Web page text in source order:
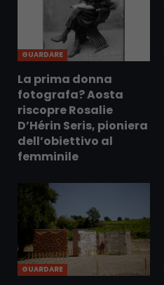
GUARDARE
La prima donna
fotografa? Aosta
riscopre Rosalie
D’Hérin Seris, pioniera
dell’obiettivo al
femminile
GUARDARE